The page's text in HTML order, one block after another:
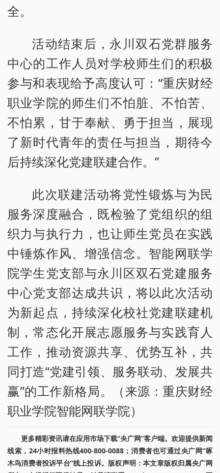
全。
活动结束后，永川双石党群服务
中心的工作人员对学校师生们的积极
参与和表现给予高度认可：“重庆财经
职业学院的师生们不怕脏、不怕苦、
不怕累，甘于奉献、勇于担当，展现
了新时代青年的责任与担当，期待今
后持续深化党建联建合作。”
此次联建活动将党性锻炼与为民
服务深度融合，既检验了党组织的组
织力与执行力，也让师生党员在实践
中锤炼作风、增强信念。智能网联学
院学生党支部与永川区双石党建服务
中心党支部达成共识，将以此次活动
为新起点，持续深化校社党建联建机
制，常态化开展志愿服务与实践育人
工作，推动资源共享、优势互补，共
同打造“党建引领、服务联动、发展共
赢”的工作新格局。（来源：重庆财经
职业学院智能网联学院）
更多精彩资讯请在应用市场下载“央广网”客户端。欢迎提供新闻
线索，24小时报料热线400-800-0088；消费者也可通过央广网“啄
木鸟消费者投诉平台”线上投诉。版权声明：本文章版权归属央广网